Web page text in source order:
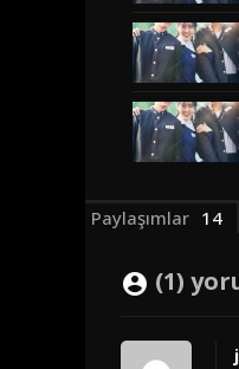
Paylaşımlar 14
(1)